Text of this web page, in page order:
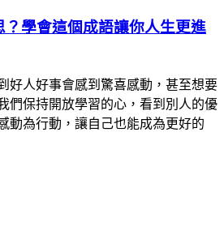
？學會這個成語讓你人生更進
好人好事會感到驚喜感動，甚至想要
們保持開放學習的心，看到別人的優
動為行動，讓自己也能成為更好的